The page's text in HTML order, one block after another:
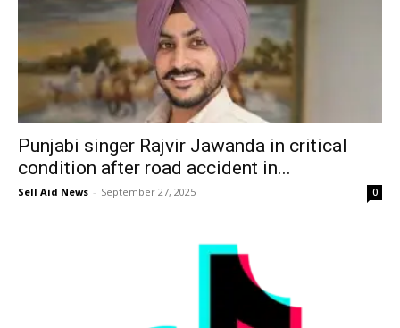
Punjabi singer Rajvir Jawanda in critical
condition after road accident in...
Sell Aid News - September 27, 2025 0